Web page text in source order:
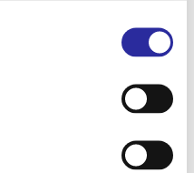
nuestra
Política de
un sector